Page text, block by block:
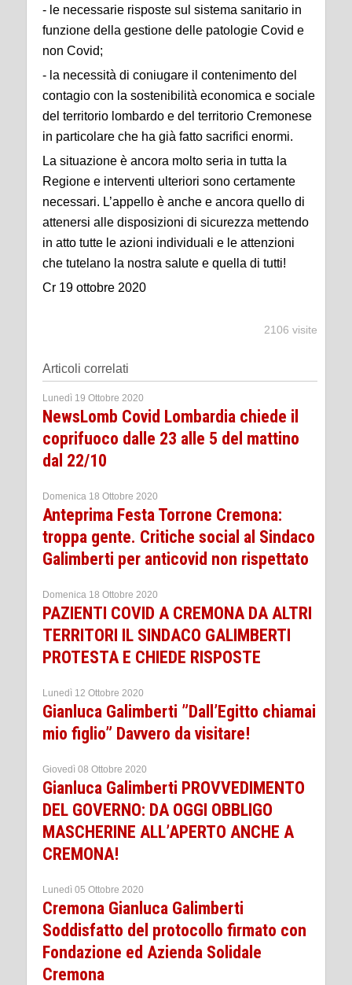
- le necessarie risposte sul sistema sanitario in
funzione della gestione delle patologie Covid e
non Covid;
- la necessità di coniugare il contenimento del
contagio con la sostenibilità economica e sociale
del territorio lombardo e del territorio Cremonese
in particolare che ha già fatto sacrifici enormi.
La situazione è ancora molto seria in tutta la
Regione e interventi ulteriori sono certamente
necessari. L’appello è anche e ancora quello di
attenersi alle disposizioni di sicurezza mettendo
in atto tutte le azioni individuali e le attenzioni
che tutelano la nostra salute e quella di tutti!
Cr 19 ottobre 2020
2106 visite
Articoli correlati
Lunedì 19 Ottobre 2020
NewsLomb Covid Lombardia chiede il
coprifuoco dalle 23 alle 5 del mattino
dal 22/10
Domenica 18 Ottobre 2020
Anteprima Festa Torrone Cremona:
troppa gente. Critiche social al Sindaco
Galimberti per anticovid non rispettato
Domenica 18 Ottobre 2020
PAZIENTI COVID A CREMONA DA ALTRI
TERRITORI IL SINDACO GALIMBERTI
PROTESTA E CHIEDE RISPOSTE
Lunedì 12 Ottobre 2020
Gianluca Galimberti ”Dall’Egitto chiamai
mio figlio” Davvero da visitare!
Giovedì 08 Ottobre 2020
Gianluca Galimberti PROVVEDIMENTO
DEL GOVERNO: DA OGGI OBBLIGO
MASCHERINE ALL’APERTO ANCHE A
CREMONA!
Lunedì 05 Ottobre 2020
Cremona Gianluca Galimberti
Soddisfatto del protocollo firmato con
Fondazione ed Azienda Solidale
Cremona